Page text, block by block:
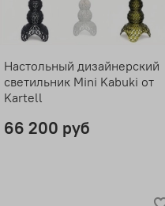
Настольный дизайнерский
светильник Mini Kabuki от
Kartell
66 200 руб